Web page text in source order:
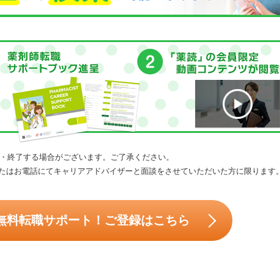
了する場合がございます。ご了承ください。
お電話にてキャリアアドバイザーと面談をさせていただいた方に限ります。
料転職サポート！ご登録はこちら